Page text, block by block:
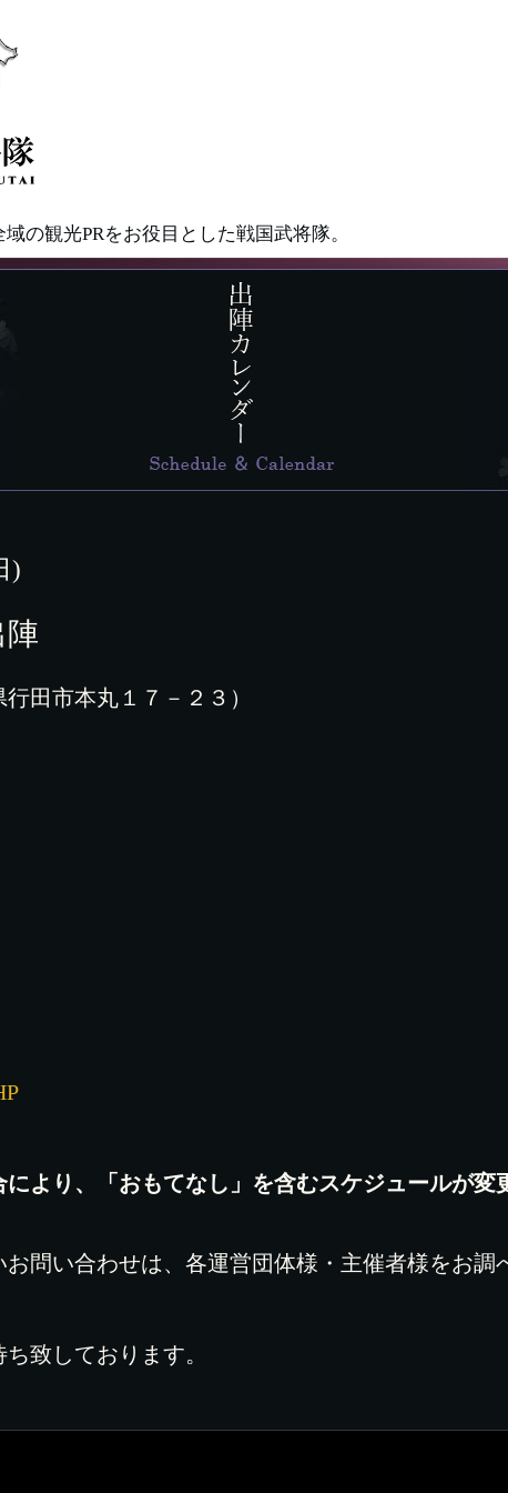
の観光PRをお役目とした戦国武将隊。
)
陣
田市本丸１７－２３）
より、「おもてなし」を含むスケジュールが変
問い合わせは、各運営団体様・主催者様をお調
致しております。